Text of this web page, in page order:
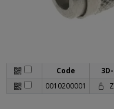
Code
0010200001